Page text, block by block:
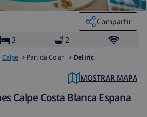
Compartir
3 2
Calpe > Partida Colari > Deliric
MOSTRAR MAPA
Calpe Costa Blanca Espana